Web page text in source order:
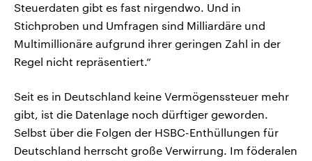
Steuerdaten gibt es fast nirgendwo. Und in
Stichproben und Umfragen sind Milliardäre und
Multimillionäre aufgrund ihrer geringen Zahl in der
Regel nicht repräsentiert.“
Seit es in Deutschland keine Vermögenssteuer mehr
gibt, ist die Datenlage noch dürftiger geworden.
Selbst über die Folgen der HSBC-Enthüllungen für
Deutschland herrscht große Verwirrung. Im föderalen